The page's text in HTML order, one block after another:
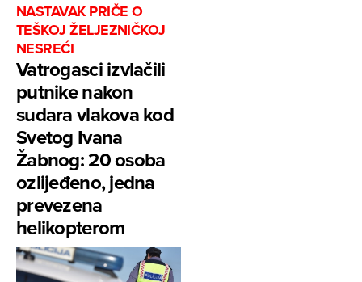
NASTAVAK PRIČE O
TEŠKOJ ŽELJEZNIČKOJ
NESREĆI
Vatrogasci izvlačili
putnike nakon
sudara vlakova kod
Svetog Ivana
Žabnog: 20 osoba
ozlijeđeno, jedna
prevezena
helikopterom